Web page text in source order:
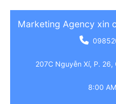
Marketing Agency xin
207C Nguyễn Xí, P. 26,
8:00